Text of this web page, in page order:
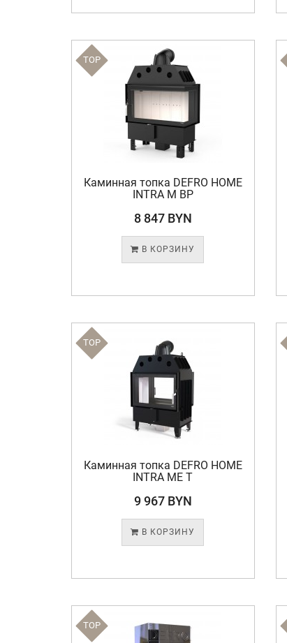
TOP
Каминная топка DEFRO HOME
INTRA M BP
8 847 BYN
В КОРЗИНУ
TOP
Каминная топка DEFRO HOME
INTRA ME T
9 967 BYN
В КОРЗИНУ
TOP